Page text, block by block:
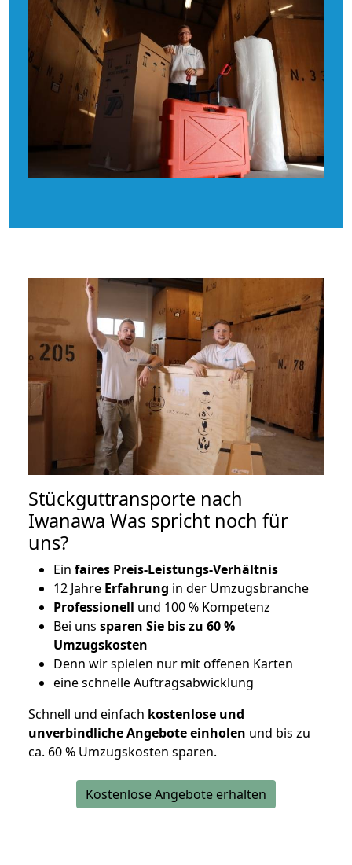
Stückguttransporte nach
Iwanawa Was spricht noch für
uns?
Ein faires Preis-Leistungs-Verhältnis
12 Jahre Erfahrung in der Umzugsbranche
Professionell und 100 % Kompetenz
Bei uns sparen Sie bis zu 60 %
Umzugskosten
Denn wir spielen nur mit offenen Karten
eine schnelle Auftragsabwicklung
Schnell und einfach kostenlose und
unverbindliche Angebote einholen und bis zu
ca. 60 % Umzugskosten sparen.
Kostenlose Angebote erhalten